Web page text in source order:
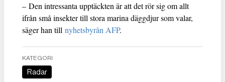
– Den intressanta upptäckten är att det rör sig om allt
ifrån små insekter till stora marina däggdjur som valar,
säger han till nyhetsbyrån AFP.
KATEGORI
Radar